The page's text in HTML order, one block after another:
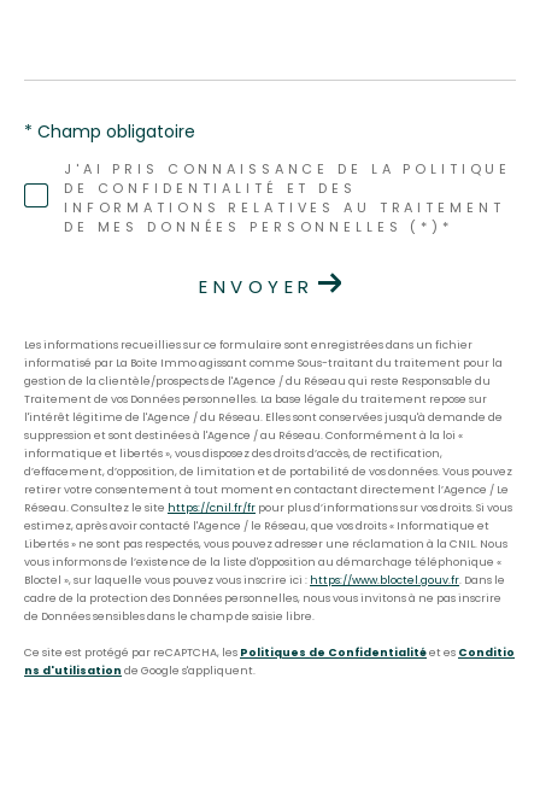
J'AI PRIS CONNAISSANCE DE LA POLITIQUE
DE CONFIDENTIALITÉ ET DES
INFORMATIONS RELATIVES AU TRAITEMENT
DE MES DONNÉES PERSONNELLES (*)*
* Champ obligatoire
ENVOYER
Les informations recueillies sur ce formulaire sont enregistrées dans un fichier
informatisé par La Boite Immo agissant comme Sous-traitant du traitement pour la
gestion de la clientèle/prospects de l'Agence / du Réseau qui reste Responsable du
Traitement de vos Données personnelles. La base légale du traitement repose sur
l'intérêt légitime de l'Agence / du Réseau. Elles sont conservées jusqu'à demande de
suppression et sont destinées à l'Agence / au Réseau. Conformément à la loi «
informatique et libertés », vous disposez des droits d’accès, de rectification,
d’effacement, d’opposition, de limitation et de portabilité de vos données. Vous pouvez
retirer votre consentement à tout moment en contactant directement l’Agence / Le
Réseau. Consultez le site https://cnil.fr/fr pour plus d’informations sur vos droits. Si vous
estimez, après avoir contacté l'Agence / le Réseau, que vos droits « Informatique et
Libertés » ne sont pas respectés, vous pouvez adresser une réclamation à la CNIL. Nous
vous informons de l’existence de la liste d'opposition au démarchage téléphonique «
Bloctel », sur laquelle vous pouvez vous inscrire ici : https://www.bloctel.gouv.fr. Dans le
cadre de la protection des Données personnelles, nous vous invitons à ne pas inscrire
de Données sensibles dans le champ de saisie libre.
Ce site est protégé par reCAPTCHA, les Politiques de Confidentialitéet es Conditio
ns d'utilisation de Google s'appliquent.